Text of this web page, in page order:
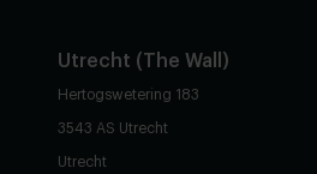
Utrecht (The Wall)
Hertogswetering 183
3543 AS Utrecht
Utrecht